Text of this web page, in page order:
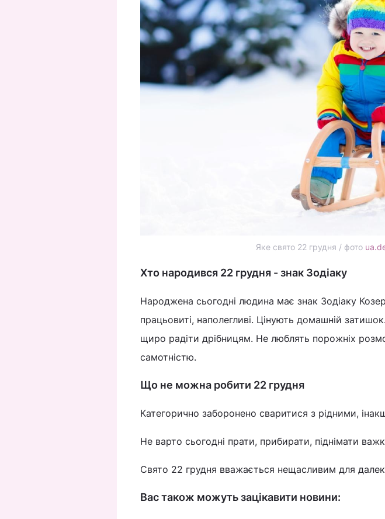
Яке свято 22 грудня / фото
Хто народився 22 грудня - знак Зодіаку
Народжена сьогодні людина має знак Зодіаку
працьовиті, наполегливі. Цінують домашній
щиро радіти дрібницям. Не люблять порожніх
самотністю.
Що не можна робити 22 грудня
Категорично заборонено сваритися з рідними,
Не варто сьогодні прати, прибирати, піднімати
Свято 22 грудня вважається нещасливим для
Вас також можуть зацікавити новини: